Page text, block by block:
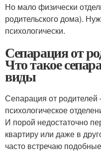
Но мало физически
родительского дома).
психологически.
Сепарация от
Что такое
виды
Сепарация от родителей
психологическое
И порой недостаточно
квартиру или даже в
часто встречаю